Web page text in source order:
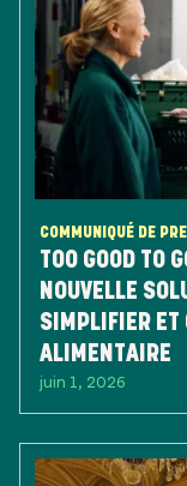
COMMUNIQUÉ DE
TOO GOOD TO
NOUVELLE
SIMPLIFIER ET
ALIMENTAIRE
juin 1, 2026